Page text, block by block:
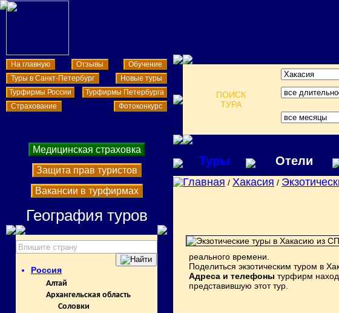
На главную Отзывы
Обучение
Туры в Санкт-Петербург
Новые туры
Турфирмы России
Турфирмы Петербурга
Страхование
Фотоконкурс
ПОИСК
ТУРА
Медицинская страховка
Защита прав туристов
Вакансии в турфирмах
География туров
Россия
Алтай
Архангельская область
Соловки
Туры Отели
Главная / Хакасия /
реального времени.
Поделиться экзотическим туром в
Адреса и телефоны турфирм
представившую этот тур.